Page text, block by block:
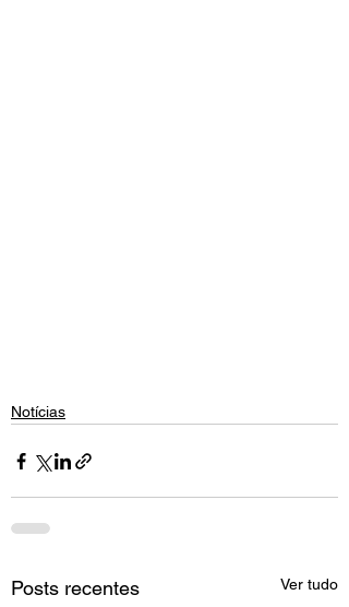
Notícias
Posts recentes Ver tudo